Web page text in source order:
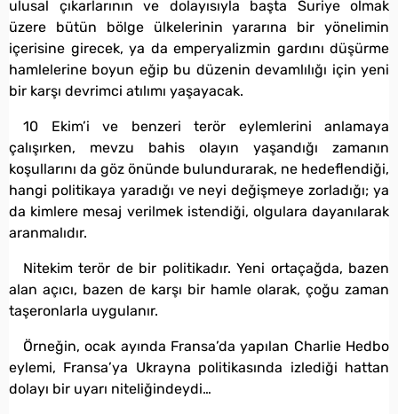
ulusal çıkarlarının ve dolayısıyla başta Suriye olmak
üzere bütün bölge ülkelerinin yararına bir yönelimin
içerisine girecek, ya da emperyalizmin gardını düşürme
hamlelerine boyun eğip bu düzenin devamlılığı için yeni
bir karşı devrimci atılımı yaşayacak.
10 Ekim’i ve benzeri terör eylemlerini anlamaya
çalışırken, mevzu bahis olayın yaşandığı zamanın
koşullarını da göz önünde bulundurarak, ne hedeflendiği,
hangi politikaya yaradığı ve neyi değişmeye zorladığı; ya
da kimlere mesaj verilmek istendiği, olgulara dayanılarak
aranmalıdır.
Nitekim terör de bir politikadır. Yeni ortaçağda, bazen
alan açıcı, bazen de karşı bir hamle olarak, çoğu zaman
taşeronlarla uygulanır.
Örneğin, ocak ayında Fransa’da yapılan Charlie Hedbo
eylemi, Fransa’ya Ukrayna politikasında izlediği hattan
dolayı bir uyarı niteliğindeydi…